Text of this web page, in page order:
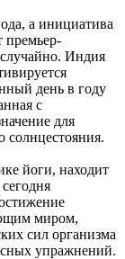
а инициатива
премьер-
Индия
день в году
с
для
солнцестояния.
йоги, находит
миром,
сил организма
упражнений.